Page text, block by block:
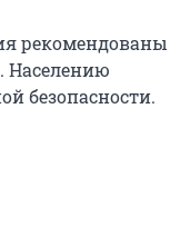
рекомендованы
Населению
безопасности.